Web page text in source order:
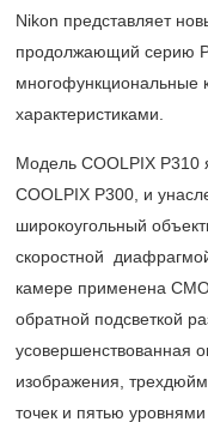
Nikon представляет
продолжающий серию
многофункциональные
характеристиками.
Модель COOLPIX P310
COOLPIX P300, и
широкоугольный
скоростной
камере применена
обратной подсветкой
усовершенствованная
изображения,
точек и пятью